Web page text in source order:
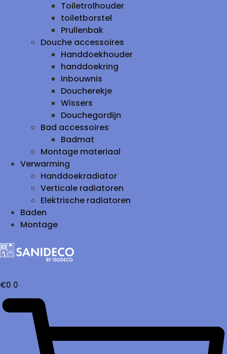
Toiletrolhouder
toiletborstel
Prullenbak
Douche accessoires
Handdoekhouder
handdoekring
Inbouwnis
Doucherekje
Wissers
Douchegordijn
Bad accessoires
Badmat
Montage materiaal
Verwarming
Handdoekradiator
Verticale radiatoren
Elektrische radiatoren
Baden
Montage
€0 0